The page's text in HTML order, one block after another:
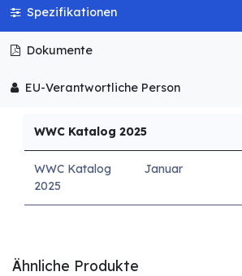
Spezifikationen
Dokumente
EU-Verantwortliche Person
WWC Katalog 2025
WWC Katalog
2025
Januar
Ähnliche Produkte